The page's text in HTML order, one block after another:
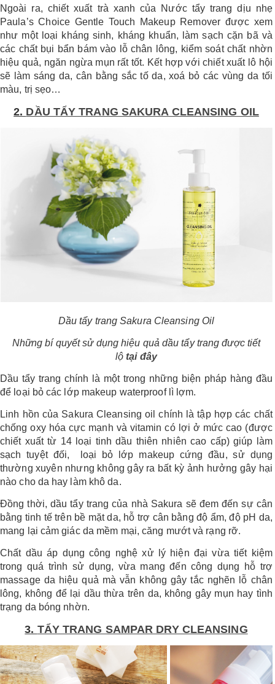
Ngoài ra, chiết xuất trà xanh của Nước tẩy trang dịu nhẹ
Paula’s Choice Gentle Touch Makeup Remover được xem
như một loại kháng sinh, kháng khuẩn, làm sạch cặn bã và
các chất bụi bẩn bám vào lỗ chân lông, kiểm soát chất nhờn
hiệu quả, ngăn ngừa mụn rất tốt. Kết hợp với chiết xuất lô hội
sẽ làm sáng da, cân bằng sắc tố da, xoá bỏ các vùng da tối
màu, trị sẹo…
2. DẦU TẨY TRANG SAKURA CLEANSING OIL
Dầu tẩy trang Sakura Cleansing Oil
Những bí quyết sử dụng hiệu quả dầu tẩy trang được tiết
lộ tại đây
Dầu tẩy trang chính là một trong những biện pháp hàng đầu
để loại bỏ các lớp makeup waterproof lì lợm.
Linh hồn của Sakura Cleansing oil chính là tập hợp các chất
chống oxy hóa cực mạnh và vitamin có lợi ở mức cao (được
chiết xuất từ 14 loại tinh dầu thiên nhiên cao cấp) giúp làm
sạch tuyệt đối, loại bỏ lớp makeup cứng đầu, sử dụng
thường xuyên nhưng không gây ra bất kỳ ảnh hưởng gây hại
nào cho da hay làm khô da.
Đồng thời, dầu tẩy trang của nhà Sakura sẽ đem đến sự cân
bằng tinh tế trên bề mặt da, hỗ trợ cân bằng độ ẩm, độ pH da,
mang lại cảm giác da mềm mại, căng mướt và rạng rỡ.
Chất dầu áp dụng công nghệ xử lý hiện đại vừa tiết kiệm
trong quá trình sử dụng, vừa mang đến công dụng hỗ trợ
massage da hiệu quả mà vẫn không gây tắc nghẽn lỗ chân
lông, không để lại dầu thừa trên da, không gây mụn hay tình
trạng da bóng nhờn.
3. TẨY TRANG SAMPAR DRY CLEANSING